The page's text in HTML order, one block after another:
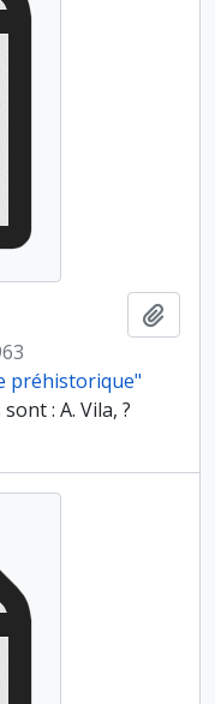
préhistorique"
: A. Vila, ?